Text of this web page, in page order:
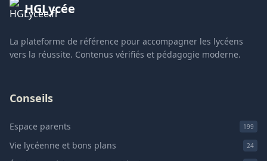
HGLycée
La plateforme de référence pour accompagner les lycéens
vers la réussite. Contenus vérifiés et pédagogie moderne.
Conseils
Espace parents 199
Vie lycéenne et bons plans 24